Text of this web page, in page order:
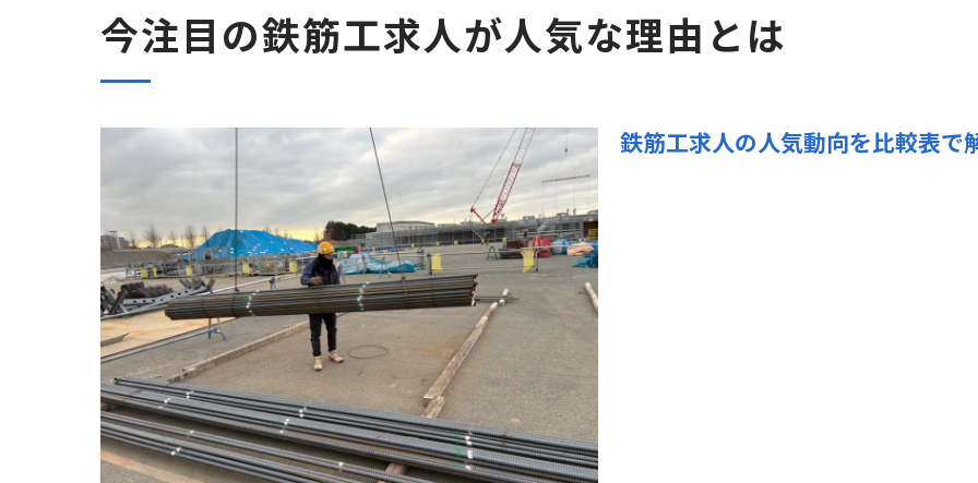
茨城県で勢いを増す鉄筋企業の特徴
実力派鉄筋企業が伸びる理由
鉄筋工求人で選ばれる会社の共通点
成長企業を見極めるチェックポイント
キャリアアップ狙うなら鉄筋工が有望
鉄筋工でキャリアアップする流れを表で解説
資格取得がキャリアに与える影響
スキルアップを目指す鉄筋工の道筋
キャリア志向の方に鉄筋工が選ばれるワケ
今注目の鉄筋工求人が人気な理由とは
鉄筋工求人の人気動向を比較表で